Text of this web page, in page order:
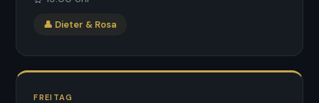
👤 Dieter & Rosa
FREITAG